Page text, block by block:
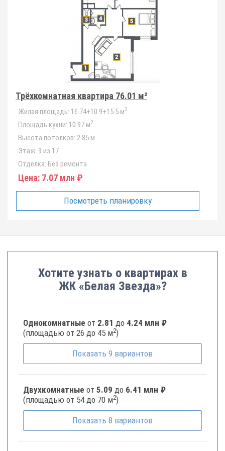
Трёхкомнатная квартира 76.01 м²
Жилая площадь: 16.74+10.9+15.5 м2
Площадь кухни: 10.97 м2
Высота потолков: 2.85 м
Этаж: 9 из 17
Отделка: Без ремонта
Цена: 7.07 млн ₽
Посмотреть планировку
Хотите узнать о квартирах в
ЖК «Белая Звезда»?
Однокомнатные от 2.81 до 4.24 млн ₽
(площадью от 26 до 45 м2)
Показать 9 вариантов
Двухкомнатные от 5.09 до 6.41 млн ₽
(площадью от 54 до 70 м2)
Показать 8 вариантов